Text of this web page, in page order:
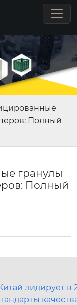
Полный
гранулы
Полный
лидирует в